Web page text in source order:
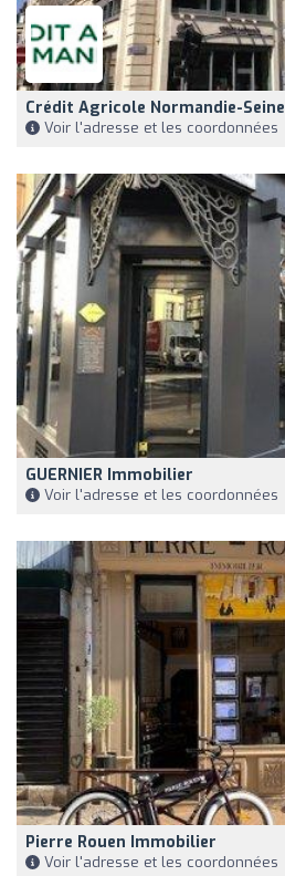
Crédit Agricole Normandie-Seine
Voir l'adresse et les coordonnées
GUERNIER Immobilier
Voir l'adresse et les coordonnées
Pierre Rouen Immobilier
Voir l'adresse et les coordonnées